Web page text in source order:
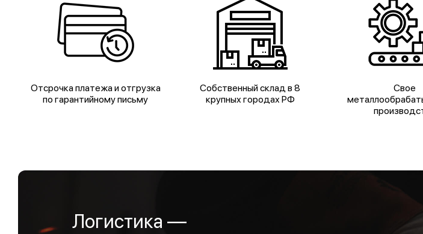
Отсрочка платежа и отгрузка
по гарантийному письму
Собственный склад в 8
крупных городах РФ
Свое
Логистика —